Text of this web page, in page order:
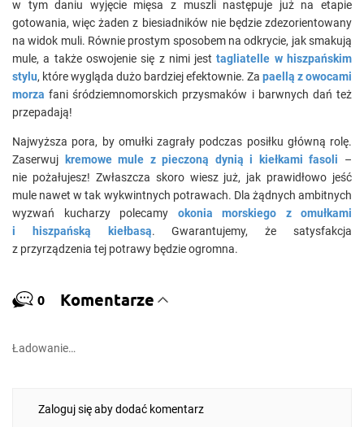
w tym daniu wyjęcie mięsa z muszli następuje już na etapie
gotowania, więc żaden z biesiadników nie będzie zdezorientowany
na widok muli. Równie prostym sposobem na odkrycie, jak smakują
mule, a także oswojenie się z nimi jesttagliatelle w hiszpańskim
stylu, które wygląda dużo bardziej efektownie. Za paellą z owocami
morza fani śródziemnomorskich przysmaków i barwnych dań też
przepadają!
Najwyższa pora, by omułki zagrały podczas posiłku główną rolę.
Zaserwuj kremowe mule z pieczoną dynią i kiełkami fasoli –
nie pożałujesz! Zwłaszcza skoro wiesz już, jak prawidłowo jeść
mule nawet w tak wykwintnych potrawach. Dla żądnych ambitnych
wyzwań kucharzy polecamy okonia morskiego z omułkami
i hiszpańską kiełbasą. Gwarantujemy, że satysfakcja
z przyrządzenia tej potrawy będzie ogromna.
0 Komentarze
Ładowanie…
Zaloguj się aby dodać komentarz